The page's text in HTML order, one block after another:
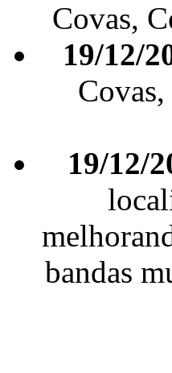
Covas,
19/12/
19/12/
bandas